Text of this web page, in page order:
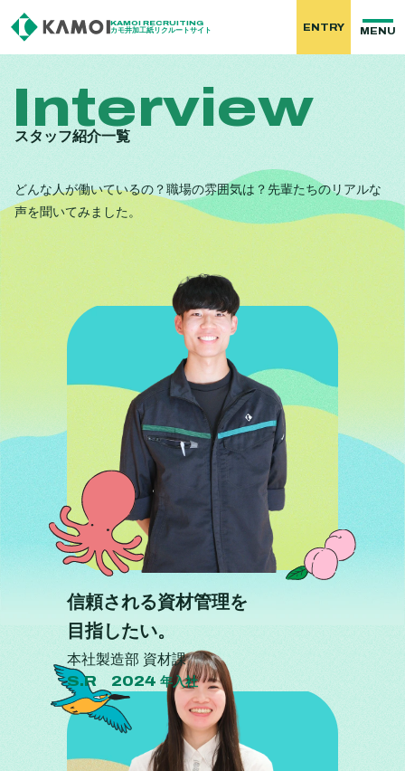
KAMOI RECRUITING
カモ井加工紙リクルートサイト
ENTRY MENU
Interview
スタッフ紹介一覧
どんな人が働いているの？職場の雰囲気は？先輩たちのリアルな
声を聞いてみました。
信頼される資材管理を
目指したい。
本社製造部 資材課
S.R 2024 年入社